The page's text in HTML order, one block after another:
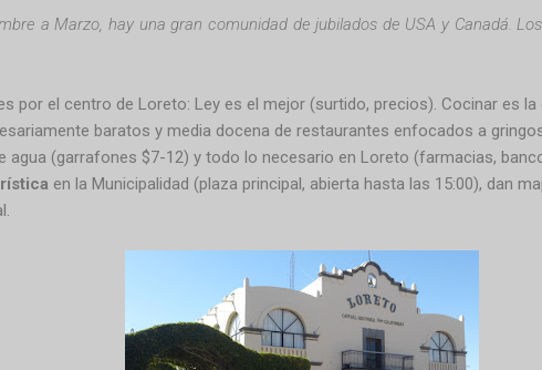
a Marzo, hay una gran comunidad de jubilados de USA y Canadá.
por el centro de Loreto: Ley es el mejor (surtido, precios). Cocinar es
baratos y media docena de restaurantes enfocados a
agua (garrafones $7-12) y todo lo necesario en Loreto (farmacias,
en la Municipalidad (plaza principal, abierta hasta las 15:00), dan